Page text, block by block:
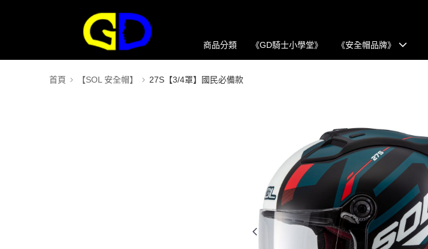
商品分類 《GD騎士小學堂》 《安全帽品牌》
首頁 【SOL 安全帽】 27S【3/4罩】國民必備款